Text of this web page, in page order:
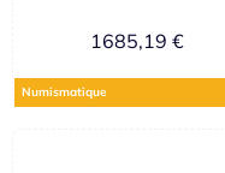
1685,19 €
Numismatique